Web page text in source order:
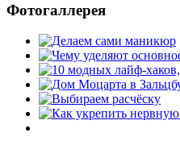
Фотогаллерея